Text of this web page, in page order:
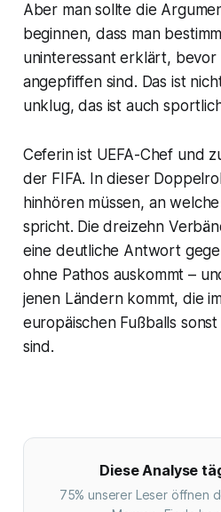
Aber man sollte die
beginnen, dass man
uninteressant erklärt,
angepfiffen sind. Das ist
unklug, das ist auch
Ceferin ist UEFA-Chef und
der FIFA. In dieser
hinhören müssen, an
spricht. Die dreizehn
eine deutliche Antwort
ohne Pathos auskommt –
jenen Ländern kommt, die
europäischen Fußballs
sind.
Diese Analyse
75% unserer Leser öffnen